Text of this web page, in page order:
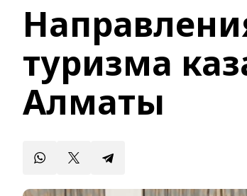
туризма
Алматы